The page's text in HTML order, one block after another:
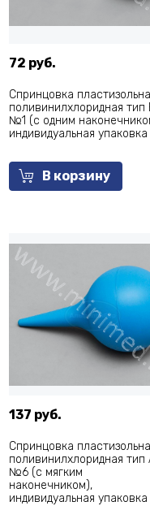
72 руб.
Спринцовка
поливинилхлоридная тип
№1 (с одним
индивидуальная упаковка
В корзину
137 руб.
Спринцовка
поливинилхлоридная тип
№6 (с мягким
наконечником),
индивидуальная упаковка